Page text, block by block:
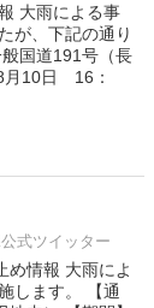
大雨による事
が、下記の通り
国道191号（長
月10日 16：
式ツイッター
め情報 大雨によ
します。 【通